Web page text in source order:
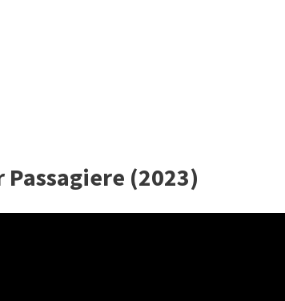
(2023)